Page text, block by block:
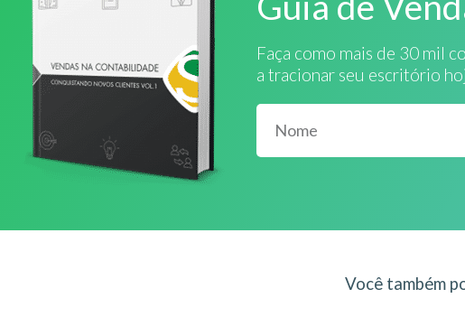
Faça como mais de 30 mil
a tracionar seu escritório
Você também